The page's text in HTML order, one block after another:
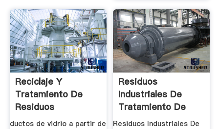
Reciclaje Y
Tratamiento De
Residuos
ductos de vidrio a partir de
Residuos
Industriales De
Tratamiento De
Agua Con ...
Residuos Industriales De